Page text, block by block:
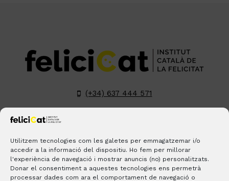
Utilitzem tecnologies com les galetes per emmagatzemar i/o
accedir a la informació del dispositiu. Ho fem per millorar
l'experiència de navegació i mostrar anuncis (no) personalitzats.
Donar el consentiment a aquestes tecnologies ens permetrà
processar dades com ara el comportament de navegació o
(+34) 637 444 571
hola@felicicat.cat
LinkedInYouTube Pinterest
BLOGS CONTACTE ON ESTEM?